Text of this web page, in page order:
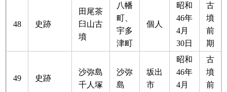
48 史跡
田尾茶
臼山古
墳
八幡
町、
宇多
津町
個人
昭和
46年
4月
30日
古
墳
前
期
49 史跡
沙弥島
千人塚
沙弥
島
坂出
市
昭和
46年
4月
古
墳
前